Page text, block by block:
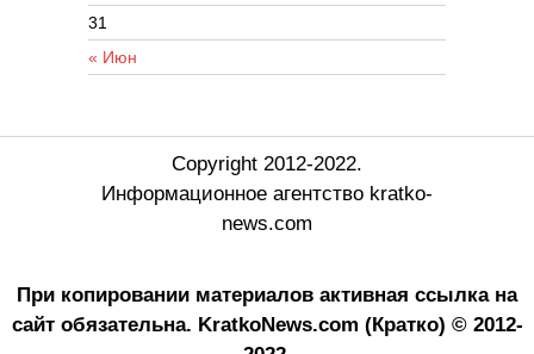
« Июн
31
Copyright 2012-2022.
Информационное агентство kratko-
news.com
При копировании материалов активная ссылка на
сайт обязательна. KratkoNews.com (Кратко) © 2012-